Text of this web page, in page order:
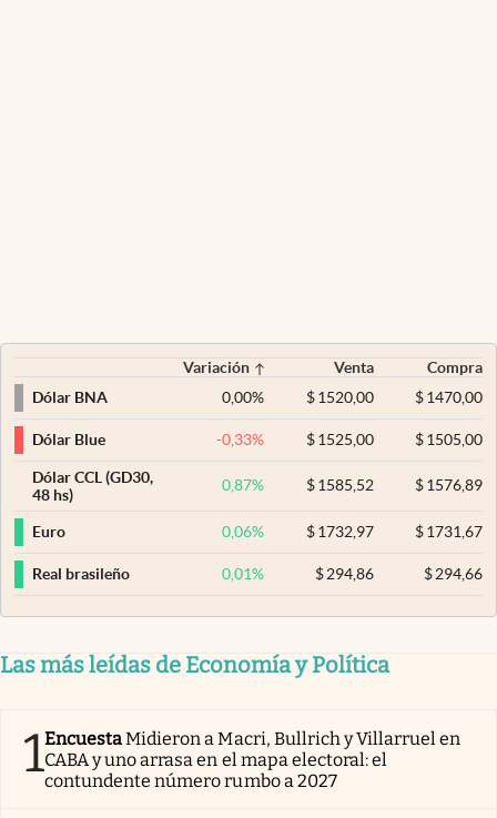
Variación Venta
Compra
Dólar BNA
0,00% $ 1520,00 $1470,00
Dólar Blue -0,33% $ 1525,00 $1505,00
Dólar CCL (GD30,
48 hs)
0,87% $ 1585,52 $1576,89
Euro 0,06% $ 1732,97 $1731,67
Real brasileño 0,01% $ 294,86 $294,66
Las más leídas de Economía y Política
1EncuestaMidieron a Macri, Bullrich y Villarruel en
CABA y uno arrasa en el mapa electoral: el
contundente número rumbo a 2027